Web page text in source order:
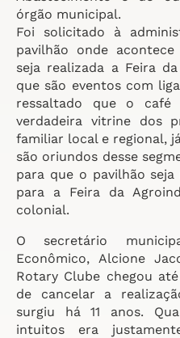
órgão municipal.
Foi solicitado à
pavilhão onde
seja realizada a Feira
que são eventos com
ressaltado que o café
verdadeira vitrine dos
familiar local e regional,
são oriundos desse
para que o pavilhão
para a Feira da
colonial.
O secretário
Econômico, Alcione
Rotary Clube chegou
de cancelar a
surgiu há 11 anos.
intuitos era